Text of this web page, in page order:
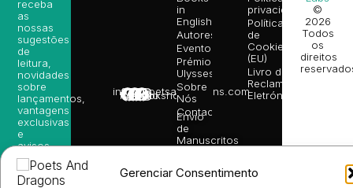
Gerenciar Consentimento
info@poetsandragons.com
Infantil
Adulto
Bookshop
in
English
Autores
Eventos
Prémio
Ulysses
Sobre
Nós
Contactos
Envio
de
Manuscritos
Ilustradores
privacidade
Política
de
Cookies
(EU)
Livro de
Reclamações
Eletrónico
receba
as
nossas
sugestões
de
leitura,
novidades
sobre
lançamentos,
vantagens
exclusivas
e
avisos
diretamente
no seu
e-mail.
©
2026
Todos
os
direitos